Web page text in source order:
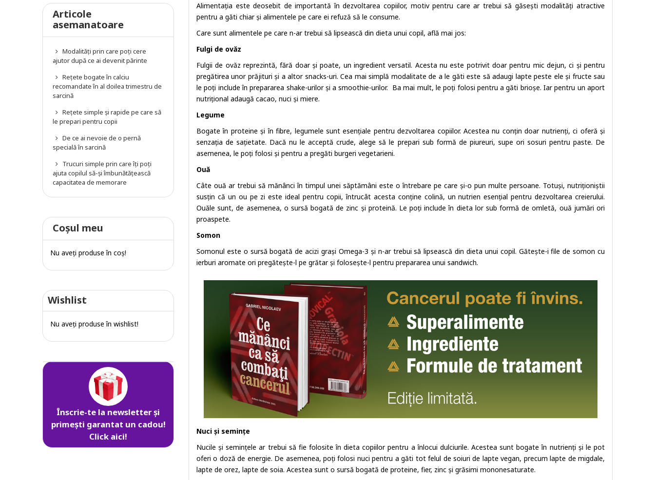
Articole
asemanatoare
Modalități prin care poți cere
ajutor după ce ai devenit părinte
Rețete bogate în calciu
recomandate în al doilea trimestru de
sarcină
Rețete simple și rapide pe care să
le prepari pentru copii
De ce ai nevoie de o pernă
specială în sarcină
Trucuri simple prin care îți poți
ajuta copilul să-și îmbunătățească
capacitatea de memorare
Coşul meu
Nu aveţi produse în coş!
Wishlist
Nu aveţi produse în wishlist!
Înscrie-te la newsletter și
primești garantat un cadou!
Click aici!
Alimentația este deosebit de importantă în dezvoltarea copiilor, motiv pentru care ar trebui să găsești modalități atractive
pentru a găti chiar și alimentele pe care ei refuză să le consume.
Care sunt alimentele pe care n-ar trebui să lipsească din dieta unui copil, află mai jos:
Fulgi de ovăz
Fulgii de ovăz reprezintă, fără doar și poate, un ingredient versatil. Acesta nu este potrivit doar pentru mic dejun, ci și pentru
pregătirea unor prăjituri și a altor snacks-uri. Cea mai simplă modalitate de a le găti este să adaugi lapte peste ele și fructe sau
le poți include în prepararea shake-urilor și a smoothie-urilor. Ba mai mult, le poți folosi pentru a găti brioșe. Iar pentru un aport
nutrițional adaugă cacao, nuci și miere.
Legume
Bogate în proteine și în fibre, legumele sunt esențiale pentru dezvoltarea copiilor. Acestea nu conțin doar nutrienți, ci oferă și
senzația de sațietate. Dacă nu le acceptă crude, alege să le prepari sub formă de piureuri, supe ori sosuri pentru paste. De
asemenea, le poți folosi și pentru a pregăti burgeri vegetarieni.
Ouă
Câte ouă ar trebui să mănânci în timpul unei săptămâni este o întrebare pe care și-o pun multe persoane. Totuși, nutriționiștii
susțin că un ou pe zi este ideal pentru copii, întrucât acesta conține colină, un nutrien esențial pentru dezvoltarea creierului.
Ouăle sunt, de asemenea, o sursă bogată de zinc și proteină. Le poți include în dieta lor sub formă de omletă, ouă jumări ori
proaspete.
Somon
Somonul este o sursă bogată de acizi grași Omega-3 și n-ar trebui să lipsească din dieta unui copil. Gătește-i file de somon cu
ierburi aromate ori pregătește-l pe grătar și folosește-l pentru prepararea unui sandwich.
Nuci și semințe
Nucile și semințele ar trebui să fie folosite în dieta copiilor pentru a înlocui dulciurile. Acestea sunt bogate în nutrienți și le pot
oferi o doză de energie. De asemenea, poți folosi nuci pentru a găti tot felul de soiuri de lapte vegan, precum lapte de migdale,
lapte de orez, lapte de soia. Acestea sunt o sursă bogată de proteine, fier, zinc și grăsimi mononesaturate.